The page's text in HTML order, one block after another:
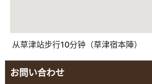
从草津站步行10分钟（草津宿本陣）
お問い合わせ